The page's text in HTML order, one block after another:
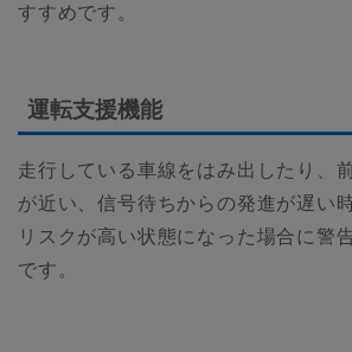
すすめです。
運転支援機能
走行している車線をはみ出したり、
が近い、信号待ちからの発進が遅い
リスクが高い状態になった場合に警
です。